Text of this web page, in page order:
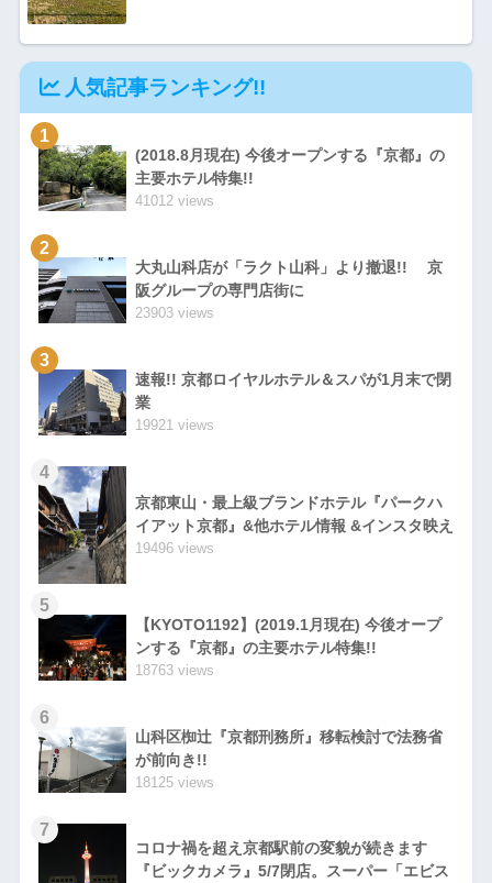
人気記事ランキング!!
1
(2018.8月現在) 今後オープンする『京都』の
主要ホテル特集!!
41012 views
2
大丸山科店が「ラクト山科」より撤退!! 京
阪グループの専門店街に
23903 views
3
速報!! 京都ロイヤルホテル＆スパが1月末で閉
業
19921 views
4
京都東山・最上級ブランドホテル『パークハ
イアット京都』&他ホテル情報 &インスタ映え
19496 views
5
【KYOTO1192】(2019.1月現在) 今後オープ
ンする『京都』の主要ホテル特集!!
18763 views
6
山科区椥辻『京都刑務所』移転検討で法務省
が前向き!!
18125 views
7
コロナ禍を超え京都駅前の変貌が続きます
『ビックカメラ』5/7閉店。スーパー「エビス